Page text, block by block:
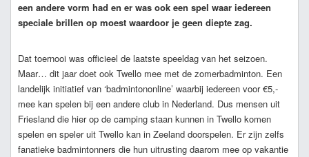
een andere vorm had en er was ook een spel waar iedereen
speciale brillen op moest waardoor je geen diepte zag.
Dat toernooi was officieel de laatste speeldag van het seizoen.
Maar… dit jaar doet ook Twello mee met de zomerbadminton. Een
landelijk initiatief van ‘badmintononline’ waarbij iedereen voor €5,-
mee kan spelen bij een andere club in Nederland. Dus mensen uit
Friesland die hier op de camping staan kunnen in Twello komen
spelen en speler uit Twello kan in Zeeland doorspelen. Er zijn zelfs
fanatieke badmintonners die hun uitrusting daarom mee op vakantie